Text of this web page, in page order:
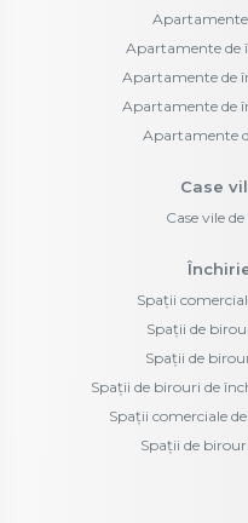
Apartamente de
Apartamente de
Apartamente de
Apartamente
Case
Case vile
Spații
Spații de
Spații de
Spații de birouri de
Spații comerciale
Spații de